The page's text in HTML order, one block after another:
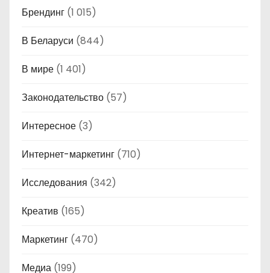
Брендинг (1 015)
В Беларуси (844)
В мире (1 401)
Законодательство (57)
Интересное (3)
Интернет-маркетинг (710)
Исследования (342)
Креатив (165)
Маркетинг (470)
Медиа (199)